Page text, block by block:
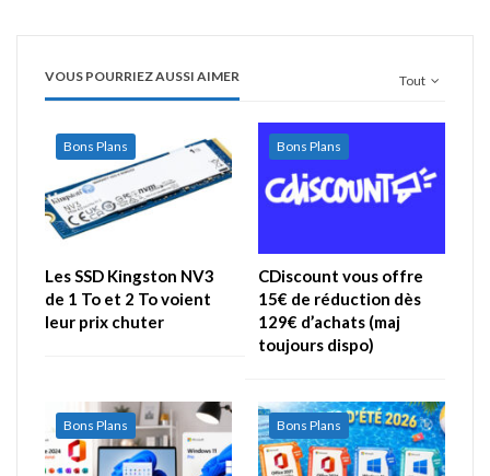
Tout
VOUS POURRIEZ AUSSI AIMER
Bons Plans
Les SSD Kingston NV3
de 1 To et 2 To voient
leur prix chuter
Bons Plans
CDiscount vous offre
15€ de réduction dès
129€ d’achats (maj
toujours dispo)
Bons Plans Bons Plans